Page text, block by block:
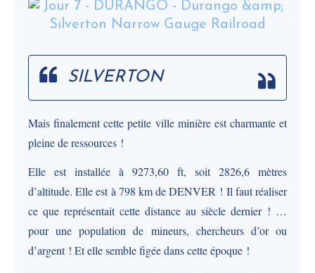
SILVERTON
Mais finalement cette petite ville minière est charmante et
pleine de ressources !
Elle est installée à 9273,60 ft, soit 2826,6 mètres
d’altitude. Elle est à 798 km de DENVER ! Il faut réaliser
ce que représentait cette distance au siècle dernier ! …
pour une population de mineurs, chercheurs d’or ou
d’argent ! Et elle semble figée dans cette époque !